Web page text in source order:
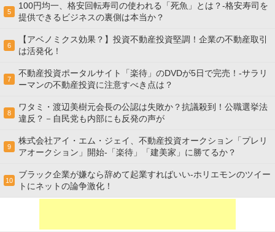
5
100円均一、格安回転寿司の使われる「死魚」とは？-格安寿司を
提供できるビジネスの裏側は本当か？
6
【アベノミクス効果？】投資不動産投資堅調！企業の不動産取引
は活発化！
7
不動産投資ポータルサイト「楽待」のDVDが5日で完売！-サラリ
ーマンの不動産投資に注意すべき点は？
8
ワタミ・渡辺美樹元会長の公認は失敗か？抗議殺到！公職選挙法
違反？－自民党も内部にも反発の声が
9
株式会社アイ・エム・ジェイ、不動産投資オークション「プレリ
アオークション」開始-「楽待」「建美家」に勝てるか？
10
ブラック企業が嫌なら辞めて起業すればいい-ホリエモンのツイー
トにネットの論争激化！